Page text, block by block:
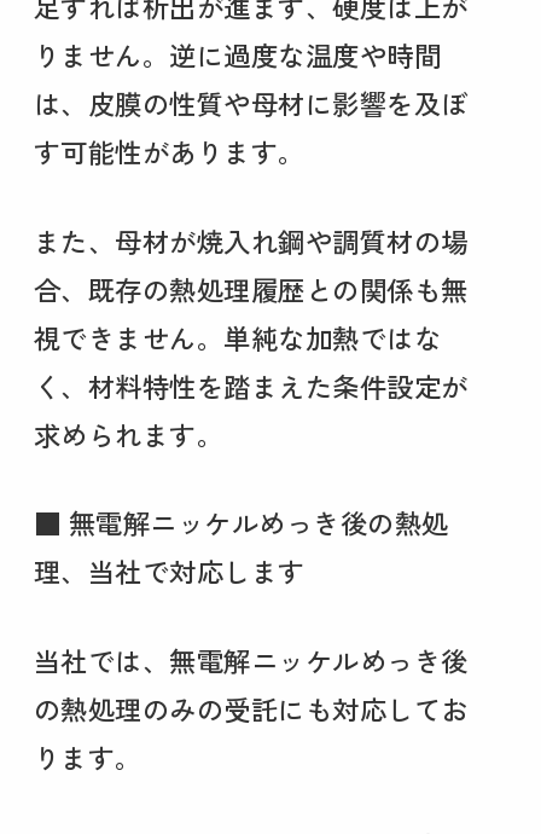
りません。逆に過度な温度や時間
は、皮膜の性質や母材に影響を及ぼ
す可能性があります。
また、母材が焼入れ鋼や調質材の場
合、既存の熱処理履歴との関係も無
視できません。単純な加熱ではな
く、材料特性を踏まえた条件設定が
求められます。
■ 無電解ニッケルめっき後の熱処
理、当社で対応します
当社では、無電解ニッケルめっき後
の熱処理のみの受託にも対応してお
ります。